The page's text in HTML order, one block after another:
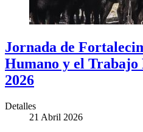
Jornada de
Humano y el Trabajo
2026
Detalles
21 Abril 2026